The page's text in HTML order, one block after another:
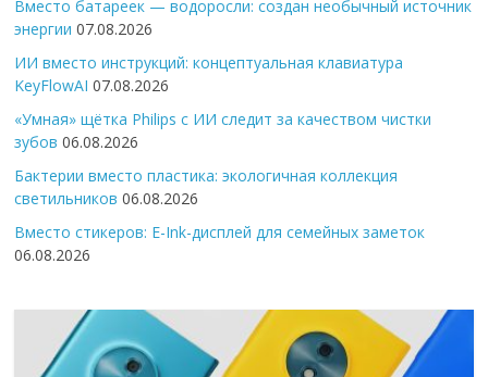
Вместо батареек — водоросли: создан необычный источник
энергии 07.08.2026
ИИ вместо инструкций: концептуальная клавиатура
KeyFlowAI 07.08.2026
«Умная» щётка Philips с ИИ следит за качеством чистки
зубов 06.08.2026
Бактерии вместо пластика: экологичная коллекция
светильников 06.08.2026
Вместо стикеров: E-Ink-дисплей для семейных заметок
06.08.2026